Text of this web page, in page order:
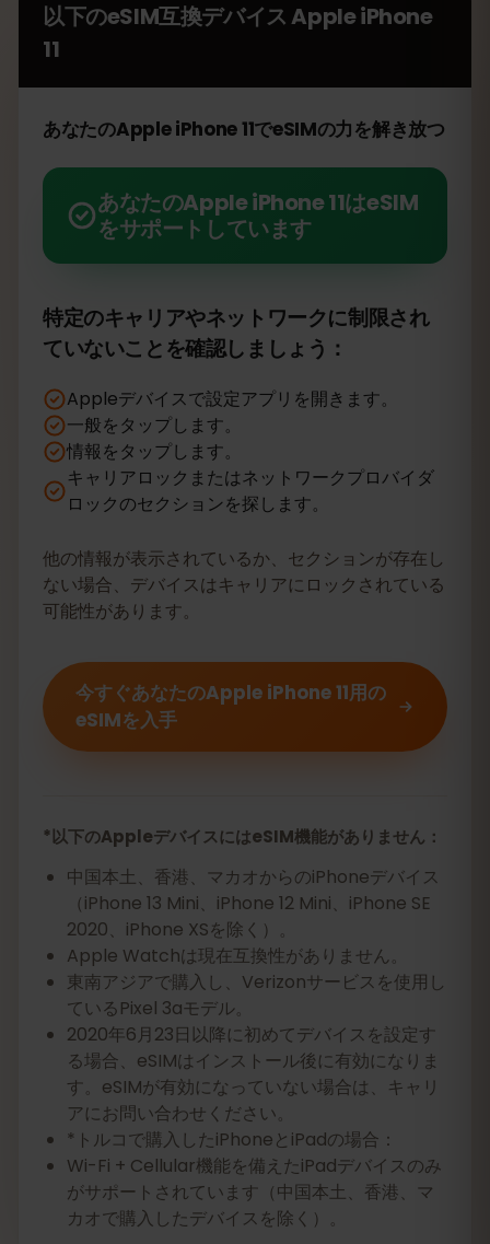
以下のeSIM互換デバイスApple iPhone
11
あなたのApple iPhone 11でeSIMの力を解き放つ
あなたのApple iPhone 11はeSIM
をサポートしています
特定のキャリアやネットワークに制限され
ていないことを確認しましょう：
Appleデバイスで設定アプリを開きます。
一般をタップします。
情報をタップします。
キャリアロックまたはネットワークプロバイダ
ロックのセクションを探します。
他の情報が表示されているか、セクションが存在し
ない場合、デバイスはキャリアにロックされている
可能性があります。
今すぐあなたのApple iPhone 11用の
eSIMを入手
*以下のAppleデバイスにはeSIM機能がありません：
中国本土、香港、マカオからのiPhoneデバイス
（iPhone 13 Mini、iPhone 12 Mini、iPhone SE
2020、iPhone XSを除く）。
Apple Watchは現在互換性がありません。
東南アジアで購入し、Verizonサービスを使用し
ているPixel 3aモデル。
2020年6月23日以降に初めてデバイスを設定す
る場合、eSIMはインストール後に有効になりま
す。eSIMが有効になっていない場合は、キャリ
アにお問い合わせください。
*トルコで購入したiPhoneとiPadの場合：
Wi-Fi + Cellular機能を備えたiPadデバイスのみ
がサポートされています（中国本土、香港、マ
カオで購入したデバイスを除く）。